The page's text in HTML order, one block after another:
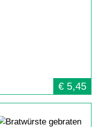
€ 5,45